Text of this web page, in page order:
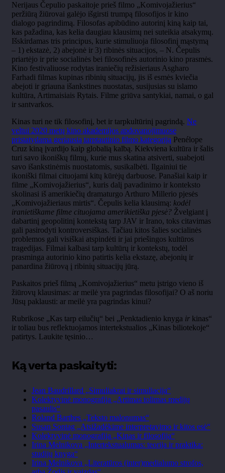
Nerijaus Čepulio paskaitoje prieš filmo „Komivojažierius“
peržiūrą žiūrovai galėjo išgirsti trumpą filosofijos ir kino
dialogo pagrindimą. Filosofas apibūdino autorinį kiną kaip tai,
kas pažadina, kas kelia daugiau klausimų nei suteikia atsakymų.
Išskirdamas tris principus, kurie stimuliuoja filosofinį mąstymą
– 1) ekstazė, 2) abejonė ir 3) ribinės situacijos, – N. Čepulis
priartėjo ir prie socialinės bei filosofinės autorinio kino prasmės.
Kino festivaliuose rodytas iraniečių režisieriaus Asgharo
Farhadi filmas kupinas ribinių situacijų, jis iš esmės kviečia
abejoti ir griauna išankstines nuostatas, susijusias su islamo
kultūra, Artimaisiais Rytais. Filme griūva santykiai, namai, o gal
ir santvarkos.
Kinas turi ne tik filosofinį, bet ir tarpkultūrinį pagrindą. Ne
veltui 2020 metų kino akademijos apdovanojimuose
pristatydama geriausią tarptautinio filmo kategoriją Penélope
Cruz kiną įvardijo kaip globalią kalbą. Kiekviena kultūra ir šalis
turi savo ikoniškų filmų, kurie mus skatina atsiverti, suabejoti
savo išankstinėmis nuostatomis, susikalbėti. Ilgainiui tie
ikoniški filmai cituojami kitų kūrėjų darbuose. Panašiai kaip ir
filme „Komivojažierius“, kuris dalį pavadinimo ir konteksto
skolinasi iš amerikiečių dramaturgo Arthuro Millerio pjesės
„Komivojažieriaus mirtis“. Čepulis kelia klausimą: kodėl
iranietiškame filme cituojama amerikietiška pjesė? Žvelgiant į
dabartinį geopolitinį kontekstą tarp JAV ir Irano, toks citavimas
gali pasirodyti kontroversiškas. Tačiau kitos šalies socialinės
problemos gali visiškai atspindėti ir jai priešingos kultūros
tragedijas. Filmai kalbasi tarp kultūrų ir kontekstų, todėl
prasminga autorinio kino patirtis kelia ekstazę, abejonių ir
panardina žiūrovą į ribinių situacijų jūrą.
Paskaitos prieš filmą „Komivojažierius“ metu įstrigo vieno iš
žiūrovų klausimas: ar meilė yra pagrindas filosofijai? O aš noriu
Jūsų paklausti: ar meilė yra pagrindas kinui?
Rubrikose „Kas tarp eilučių“ bei „Penktadienio knyga ir kinas“
ir toliau bus reflektuojamos intertekstualios „Kinas biliotekoje“
patirtys. Laukite tęsinio…
Ką verta paskaityti:
Jean Baudrillard „Simuliakrai ir simuliacija“
Kolektyvinė monografija „Artimas tolimas medijų
pasaulis“
Roland Barthes „Teksto malonumas“
Susan Sontag „Atsižadėkime interpretavimo ir kitos esė“
Kolektyvinė monografija „Kinas ir filosofija“
Irina Melnikova „Intertekstualumas: teorija ir praktika:
studijų knyga“
Irina Melnikova „Literatūros (inter)medialumo strofos,